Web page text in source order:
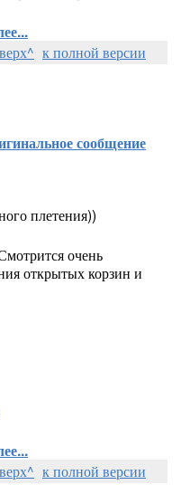
к полной версии
сообщение
плетения))
очень
открытых корзин и
к полной версии